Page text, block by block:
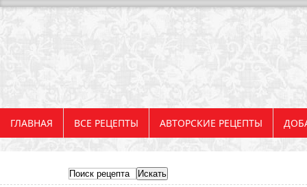
ГЛАВНАЯ ВСЕ РЕЦЕПТЫ АВТОРСКИЕ РЕЦЕПТЫ